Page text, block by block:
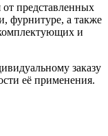
от представленных
фурнитуре, а также
и
заказу
её применения.